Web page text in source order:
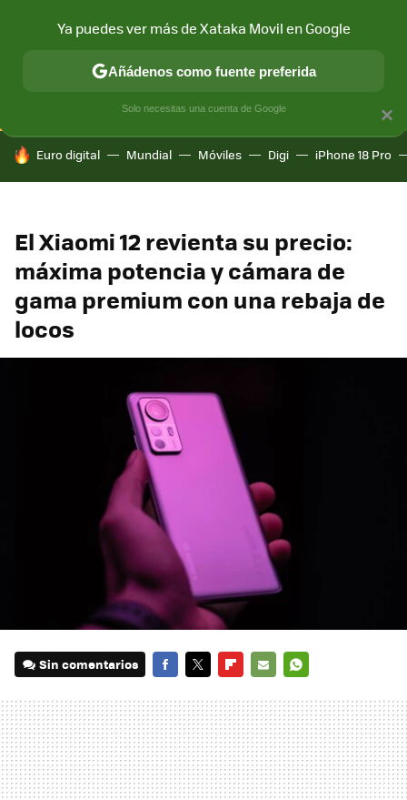
CONECTIVIDAD MÓVIL Y SOCIEDAD APLICACIONES
HOY SE HABLA DE
Euro digital Mundial Móviles Digi iPhone 18 Pro
El Xiaomi 12 revienta su precio:
máxima potencia y cámara de
gama premium con una rebaja de
locos
Sin comentarios
MAIL
×
Ya puedes ver más de Xataka Movil en Google
Añádenos como fuente preferida
Solo necesitas una cuenta de Google